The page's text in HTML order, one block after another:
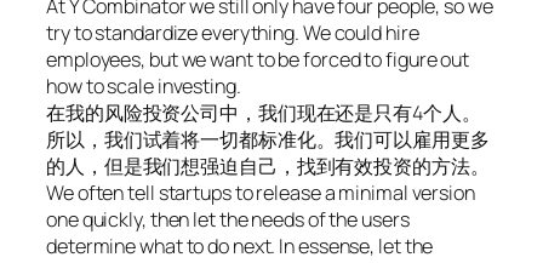
At Y Combinator we still only have four people, so we
try to standardize everything. We could hire
employees, but we want to be forced to figure out
how to scale investing.
在我的风险投资公司中，我们现在还是只有4个人。
所以，我们试着将一切都标准化。我们可以雇用更多
的人，但是我们想强迫自己，找到有效投资的方法。
We often tell startups to release a minimal version
one quickly, then let the needs of the users
determine what to do next. In essense, let the